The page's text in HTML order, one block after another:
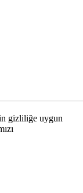
gizliliğe uygun